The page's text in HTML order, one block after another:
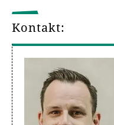
Kontakt: